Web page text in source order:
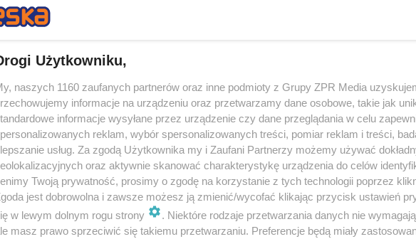
duchowny będzie proboszczem parafii pw. św. Brata Alberta w
Użytkowniku,
naszych 1160 zaufanych partnerów oraz inne podmioty z Grupy ZPR Media
informacje na urządzeniu oraz przetwarzamy dane osobowe, takie jak
informacje wysyłane przez urządzenie czy dane przeglądania w celu
reklam, wybór spersonalizowanych treści, pomiar reklam i treści,
usług. Za zgodą Użytkownika my i Zaufani Partnerzy możemy używać
oraz aktywnie skanować charakterystykę urządzenia do celów
Twoją prywatność, prosimy o zgodę na korzystanie z tych technologii poprzez
jest dobrowolna i zawsze możesz ją zmienić/wycofać klikając przycisk ustawień
w lewym dolnym rogu strony
. Niektóre rodzaje przetwarzania danych nie
masz prawo sprzeciwić się takiemu przetwarzaniu. Preferencje będą miały